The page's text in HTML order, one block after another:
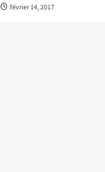
février 14, 2017